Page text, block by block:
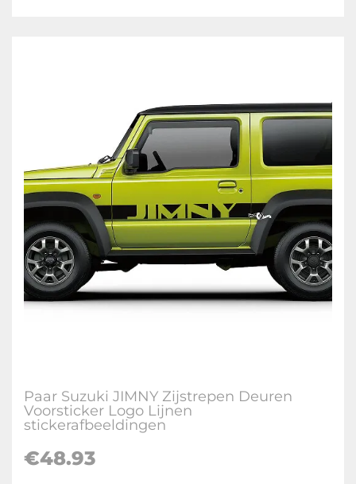
Paar Suzuki JIMNY Zijstrepen Deuren
Voorsticker Logo Lijnen
stickerafbeeldingen
€48.93